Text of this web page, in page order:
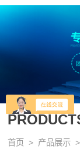
首页 > 产品展示 >